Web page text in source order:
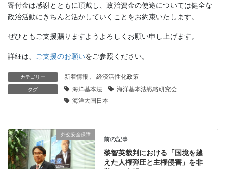
寄付金は感謝とともに頂戴し、政治資金の使途については健全な
政治活動にきちんと活かしていくことをお約束いたします。
ぜひともご支援賜りますようよろしくお願い申し上げます。
詳細は、 ご支援のお願いをご参照ください。
カテゴリー 新着情報 、 経済活性化政策
タグ 海洋基本法
海洋基本法戦略研究会
海洋大国日本
外交安全保障
前の記事
黎智英裁判における「国境を越
えた人権弾圧と主権侵害」を非